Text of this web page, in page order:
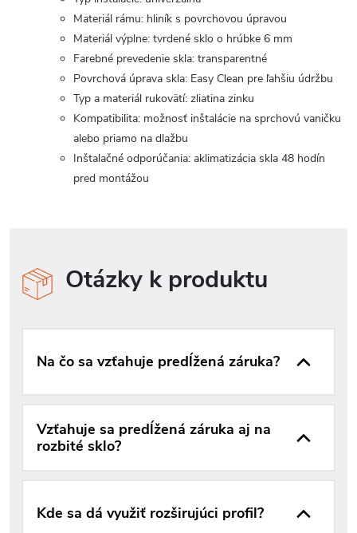
Materiál rámu: hliník s povrchovou úpravou
Materiál výplne: tvrdené sklo o hrúbke 6 mm
Farebné prevedenie skla: transparentné
Povrchová úprava skla: Easy Clean pre ľahšiu údržbu
Typ a materiál rukovätí: zliatina zinku
Kompatibilita: možnosť inštalácie na sprchovú vaničku
alebo priamo na dlažbu
Inštalačné odporúčania: aklimatizácia skla 48 hodín
pred montážou
Otázky k produktu
Na čo sa vzťahuje predĺžená záruka?
Vzťahuje sa predĺžená záruka aj na
rozbité sklo?
Kde sa dá využiť rozširujúci profil?